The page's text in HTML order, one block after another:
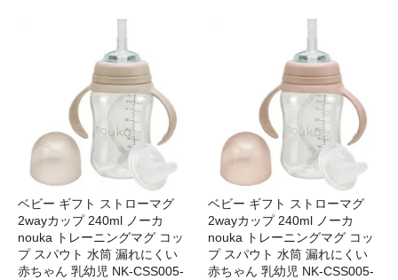
ベビー ギフト ストローマグ
2wayカップ 240ml ノーカ
nouka トレーニングマグ コッ
プ スパウト 水筒 漏れにくい
赤ちゃん 乳幼児 NK-CSS005-
ベビー ギフト ストローマグ
2wayカップ 240ml ノーカ
nouka トレーニングマグ コッ
プ スパウト 水筒 漏れにくい
赤ちゃん 乳幼児 NK-CSS005-